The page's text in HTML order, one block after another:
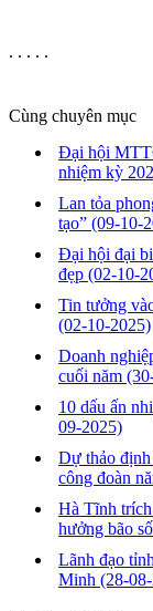
. . . . .
Cùng chuyên mục
Đại hội
nhiệm kỳ
Lan tỏa
tạo” (09-10-
Đại hội đại
đẹp (02-10-
Tin tưởng
(02-10-2025)
Doanh
cuối năm
10 dấu ấn
09-2025)
Dự thảo
công đoàn
Hà Tĩnh
hưởng bão
Lãnh đạo
Minh (28-